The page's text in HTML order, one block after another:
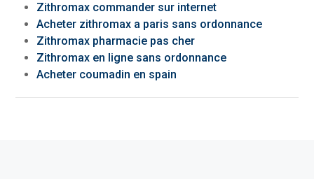
Zithromax commander sur internet
Acheter zithromax a paris sans ordonnance
Zithromax pharmacie pas cher
Zithromax en ligne sans ordonnance
Acheter coumadin en spain